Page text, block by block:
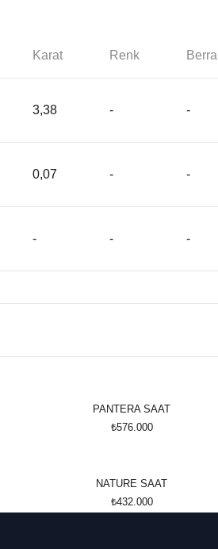
Karat Renk
3,38 - -
0,07 - -
- - -
PANTERA SAAT
₺576.000
NATURE SAAT
₺432.000